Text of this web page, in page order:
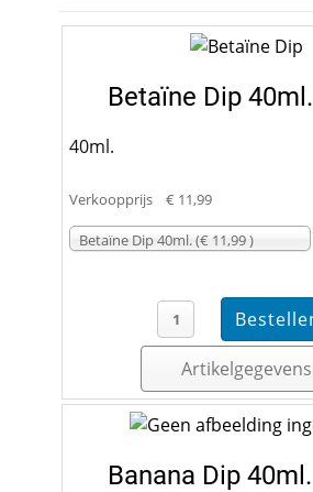
Betaïne Dip 40ml.
40ml.
Verkoopprijs € 11,99
Betaïne Dip 40ml. (€ 11,99 )
Artikelgegevens
Banana Dip 40ml.